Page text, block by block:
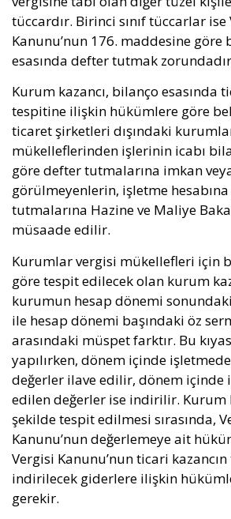
tüccardır. Birinci sınıf tüccarlar
Kanunu’nun 176. maddesine göre
esasında defter tutmak
Kurum kazancı, bilanço esasında
tespitine ilişkin hükümlere göre
ticaret şirketleri dışındaki
mükelleflerinden işlerinin icabı
göre defter tutmalarına imkan
görülmeyenlerin, işletme
tutmalarına Hazine ve Maliye
müsaade edilir.
Kurumlar vergisi mükellefleri için
göre tespit edilecek olan kurum
kurumun hesap dönemi
ile hesap dönemi başındaki öz
arasındaki müspet farktır. Bu
yapılırken, dönem içinde
değerler ilave edilir, dönem içinde
edilen değerler ise indirilir. Kurum
şekilde tespit edilmesi sırasında,
Kanunu’nun değerlemeye ait
Vergisi Kanunu’nun ticari
indirilecek giderlere ilişkin
gerekir.